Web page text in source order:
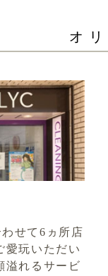
オ
せて6ヵ所店
愛玩いただい
溢れるサービ